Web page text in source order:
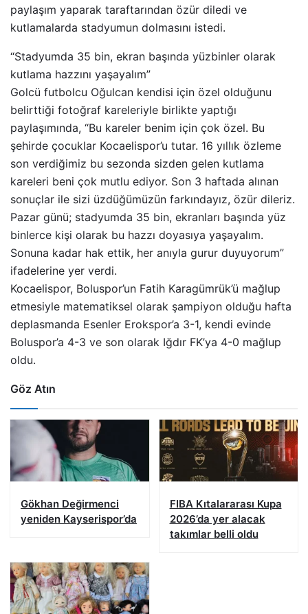
paylaşım yaparak taraftarından özür diledi ve
kutlamalarda stadyumun dolmasını istedi.
“Stadyumda 35 bin, ekran başında yüzbinler olarak
kutlama hazzını yaşayalım”
Golcü futbolcu Oğulcan kendisi için özel olduğunu
belirttiği fotoğraf kareleriyle birlikte yaptığı
paylaşımında, “Bu kareler benim için çok özel. Bu
şehirde çocuklar Kocaelispor’u tutar. 16 yıllık özleme
son verdiğimiz bu sezonda sizden gelen kutlama
kareleri beni çok mutlu ediyor. Son 3 haftada alınan
sonuçlar ile sizi üzdüğümüzün farkındayız, özür dileriz.
Pazar günü; stadyumda 35 bin, ekranları başında yüz
binlerce kişi olarak bu hazzı doyasıya yaşayalım.
Sonuna kadar hak ettik, her anıyla gurur duyuyorum”
ifadelerine yer verdi.
Kocaelispor, Boluspor’un Fatih Karagümrük’ü mağlup
etmesiyle matematiksel olarak şampiyon olduğu hafta
deplasmanda Esenler Erokspor’a 3-1, kendi evinde
Boluspor’a 4-3 ve son olarak Iğdır FK’ya 4-0 mağlup
oldu.
Göz Atın
Gökhan Değirmenci
yeniden Kayserispor’da
FIBA Kıtalararası Kupa
2026’da yer alacak
takımlar belli oldu